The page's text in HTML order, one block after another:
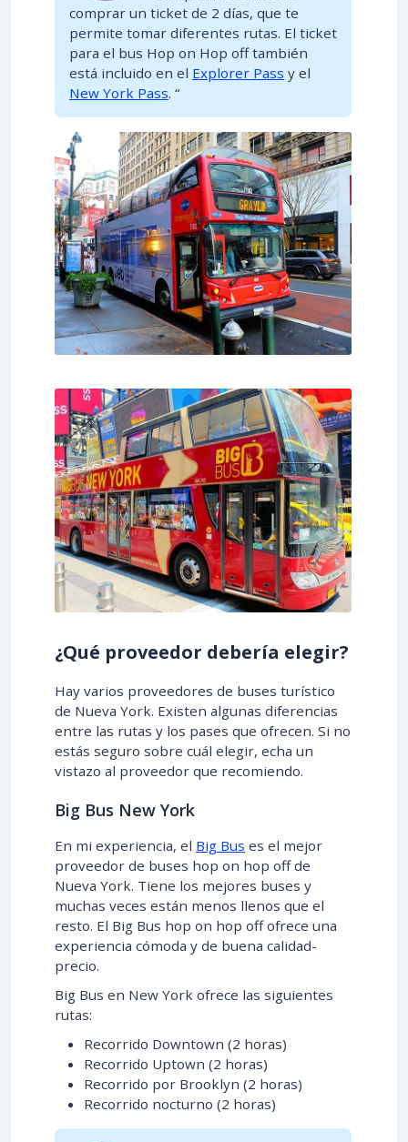
comprar un ticket de 2 días, que te
permite tomar diferentes rutas. El ticket
para el bus Hop on Hop off también
está incluido en el Explorer Pass y el
New York Pass. “
¿Qué proveedor debería elegir?
Hay varios proveedores de buses turístico
de Nueva York. Existen algunas diferencias
entre las rutas y los pases que ofrecen. Si no
estás seguro sobre cuál elegir, echa un
vistazo al proveedor que recomiendo.
Big Bus New York
En mi experiencia, el Big Bus es el mejor
proveedor de buses hop on hop off de
Nueva York. Tiene los mejores buses y
muchas veces están menos llenos que el
resto. El Big Bus hop on hop off ofrece una
experiencia cómoda y de buena calidad-
precio.
Big Bus en New York ofrece las siguientes
rutas:
Recorrido Downtown (2 horas)
Recorrido Uptown (2 horas)
Recorrido por Brooklyn (2 horas)
Recorrido nocturno (2 horas)